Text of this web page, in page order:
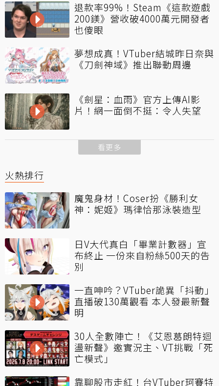
退款率99%！Steam《這款遊戲
200鎂》營收破4000萬元開發者
也傻眼
夢想成真！VTuber結城昨日奈與
《刀劍神域》推出聯動周邊
《劍星：血雨》官方上傳AI影
片！網一面倒不挺：令人失望
看更多
火熱排行
魔鬼身材！Coser扮《勝利女
神：妮姬》瑪律恰那泳裝造型
日V大代真白「畢業計數器」宣
布終止 一份來自粉絲500天的告
別
一直呻吟？VTuber詭異「抖動」
直播破130萬觀看 本人發最新聲
明
30人全數陣亡！《艾恩葛朗特迴
盪新聲》邀實況主、VT挑戰「死
亡模式」
靠聊股市走紅！台VTuber珂賽特